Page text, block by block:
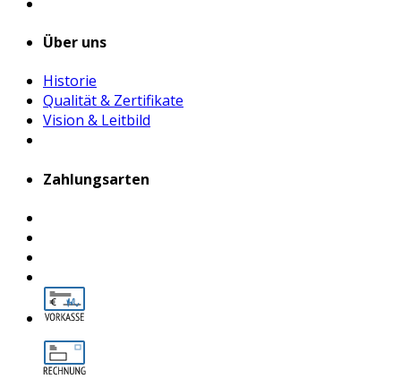
Über uns
Historie
Qualität & Zertifikate
Vision & Leitbild
Zahlungsarten